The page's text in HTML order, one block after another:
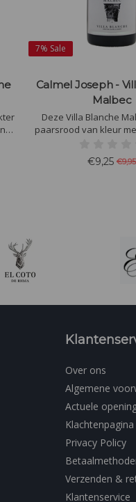
7% Sale
Calmel Joseph -
Malbec
Deze Villa Blanche
paarsrood van kleur
de afdronk. Volle smaak
fruit, tabak en
€9,25 €9,95
Over ons
Algemene
Actuele
Klachtenpagina
Privacy Policy
Verzenden &
Klantenservice